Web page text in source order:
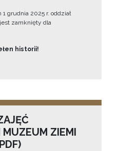
grudnia 2025 r. oddział
zamknięty dla
historii!
MUZEUM ZIEMI